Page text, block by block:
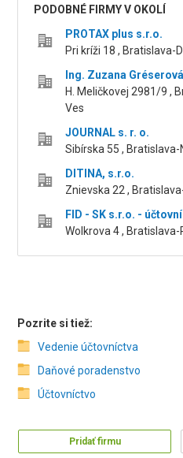
PODOBNÉ FIRMY V OKOLÍ
PROTAX plus s.r.o.
Pri kríži 18 , Bratislava-
Ing. Zuzana
H. Meličkovej 2981/9 ,
Ves
JOURNAL s. r. o.
Sibírska 55 ,
DITINA, s.r.o.
Znievska 22 ,
FID - SK s.r.o. -
Wolkrova 4 ,
Pozrite si tiež:
Vedenie účtovníctva
Daňové poradenstvo
Účtovníctvo
Pridať firmu